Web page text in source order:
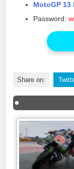
MotoGP 13
Password:
Share on: